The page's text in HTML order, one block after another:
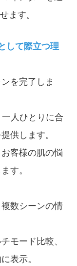
ます。
して際立つ理
を完了しま
人ひとりに合
供します。
客様の肌の悩
す。
数シーンの情
モード比較、
表示。